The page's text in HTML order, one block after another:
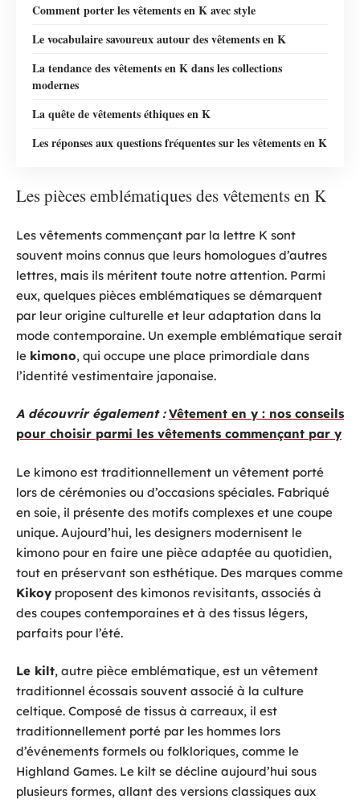
Comment porter les vêtements en K avec style
Le vocabulaire savoureux autour des vêtements en K
La tendance des vêtements en K dans les collections
modernes
La quête de vêtements éthiques en K
Les réponses aux questions fréquentes sur les vêtements en K
Les pièces emblématiques des vêtements en K
Les vêtements commençant par la lettre K sont
souvent moins connus que leurs homologues d’autres
lettres, mais ils méritent toute notre attention. Parmi
eux, quelques pièces emblématiques se démarquent
par leur origine culturelle et leur adaptation dans la
mode contemporaine. Un exemple emblématique serait
le kimono, qui occupe une place primordiale dans
l’identité vestimentaire japonaise.
A découvrir également : Vêtement en y : nos conseils
pour choisir parmi les vêtements commençant par y
Le kimono est traditionnellement un vêtement porté
lors de cérémonies ou d’occasions spéciales. Fabriqué
en soie, il présente des motifs complexes et une coupe
unique. Aujourd’hui, les designers modernisent le
kimono pour en faire une pièce adaptée au quotidien,
tout en préservant son esthétique. Des marques comme
Kikoy proposent des kimonos revisitants, associés à
des coupes contemporaines et à des tissus légers,
parfaits pour l’été.
Le kilt, autre pièce emblématique, est un vêtement
traditionnel écossais souvent associé à la culture
celtique. Composé de tissus à carreaux, il est
traditionnellement porté par les hommes lors
d’événements formels ou folkloriques, comme le
Highland Games. Le kilt se décline aujourd’hui sous
plusieurs formes, allant des versions classiques aux